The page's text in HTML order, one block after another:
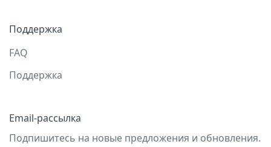
Поддержка
FAQ
Поддержка
Email-рассылка
Подпишитесь на новые предложения и обновления.